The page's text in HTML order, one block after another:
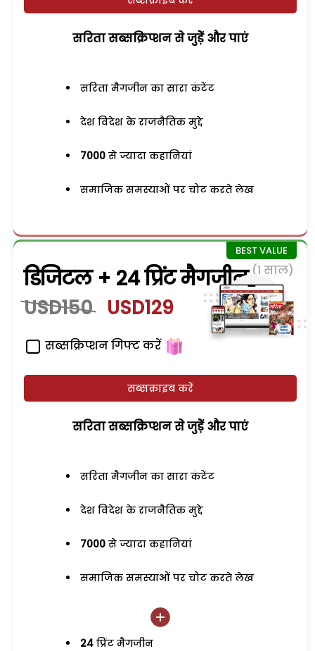
सरिता सब्सक्रिप्शन से जुड़ेें और पाएं
सरिता मैगजीन का सारा कंटेंट
देश विदेश के राजनैतिक मुद्दे
7000 से ज्यादा कहानियां
समाजिक समस्याओं पर चोट करते लेख
डिजिटल + 24 प्रिंट मैगजीन (1 साल)
USD150 USD129
सब्सक्रिप्शन गिफ्ट करें
सब्सक्राइब करें
सरिता सब्सक्रिप्शन से जुड़ेें और पाएं
सरिता मैगजीन का सारा कंटेंट
देश विदेश के राजनैतिक मुद्दे
7000 से ज्यादा कहानियां
समाजिक समस्याओं पर चोट करते लेख
24 प्रिंट मैगजीन